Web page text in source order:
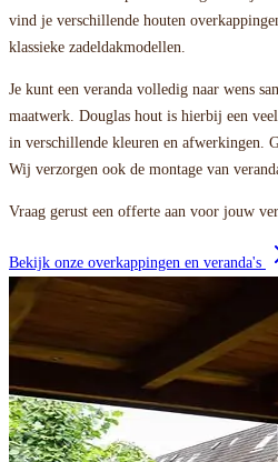
vind je verschillende houten
klassieke zadeldakmodellen.
Je kunt een veranda volledig naar wens
maatwerk. Douglas hout is hierbij een
in verschillende kleuren en afwerkingen.
Wij verzorgen ook de montage van
Vraag gerust een offerte aan voor jouw
Bekijk onze overkappingen en veranda's